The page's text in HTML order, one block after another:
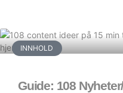
INNHOLD
Guide: 108